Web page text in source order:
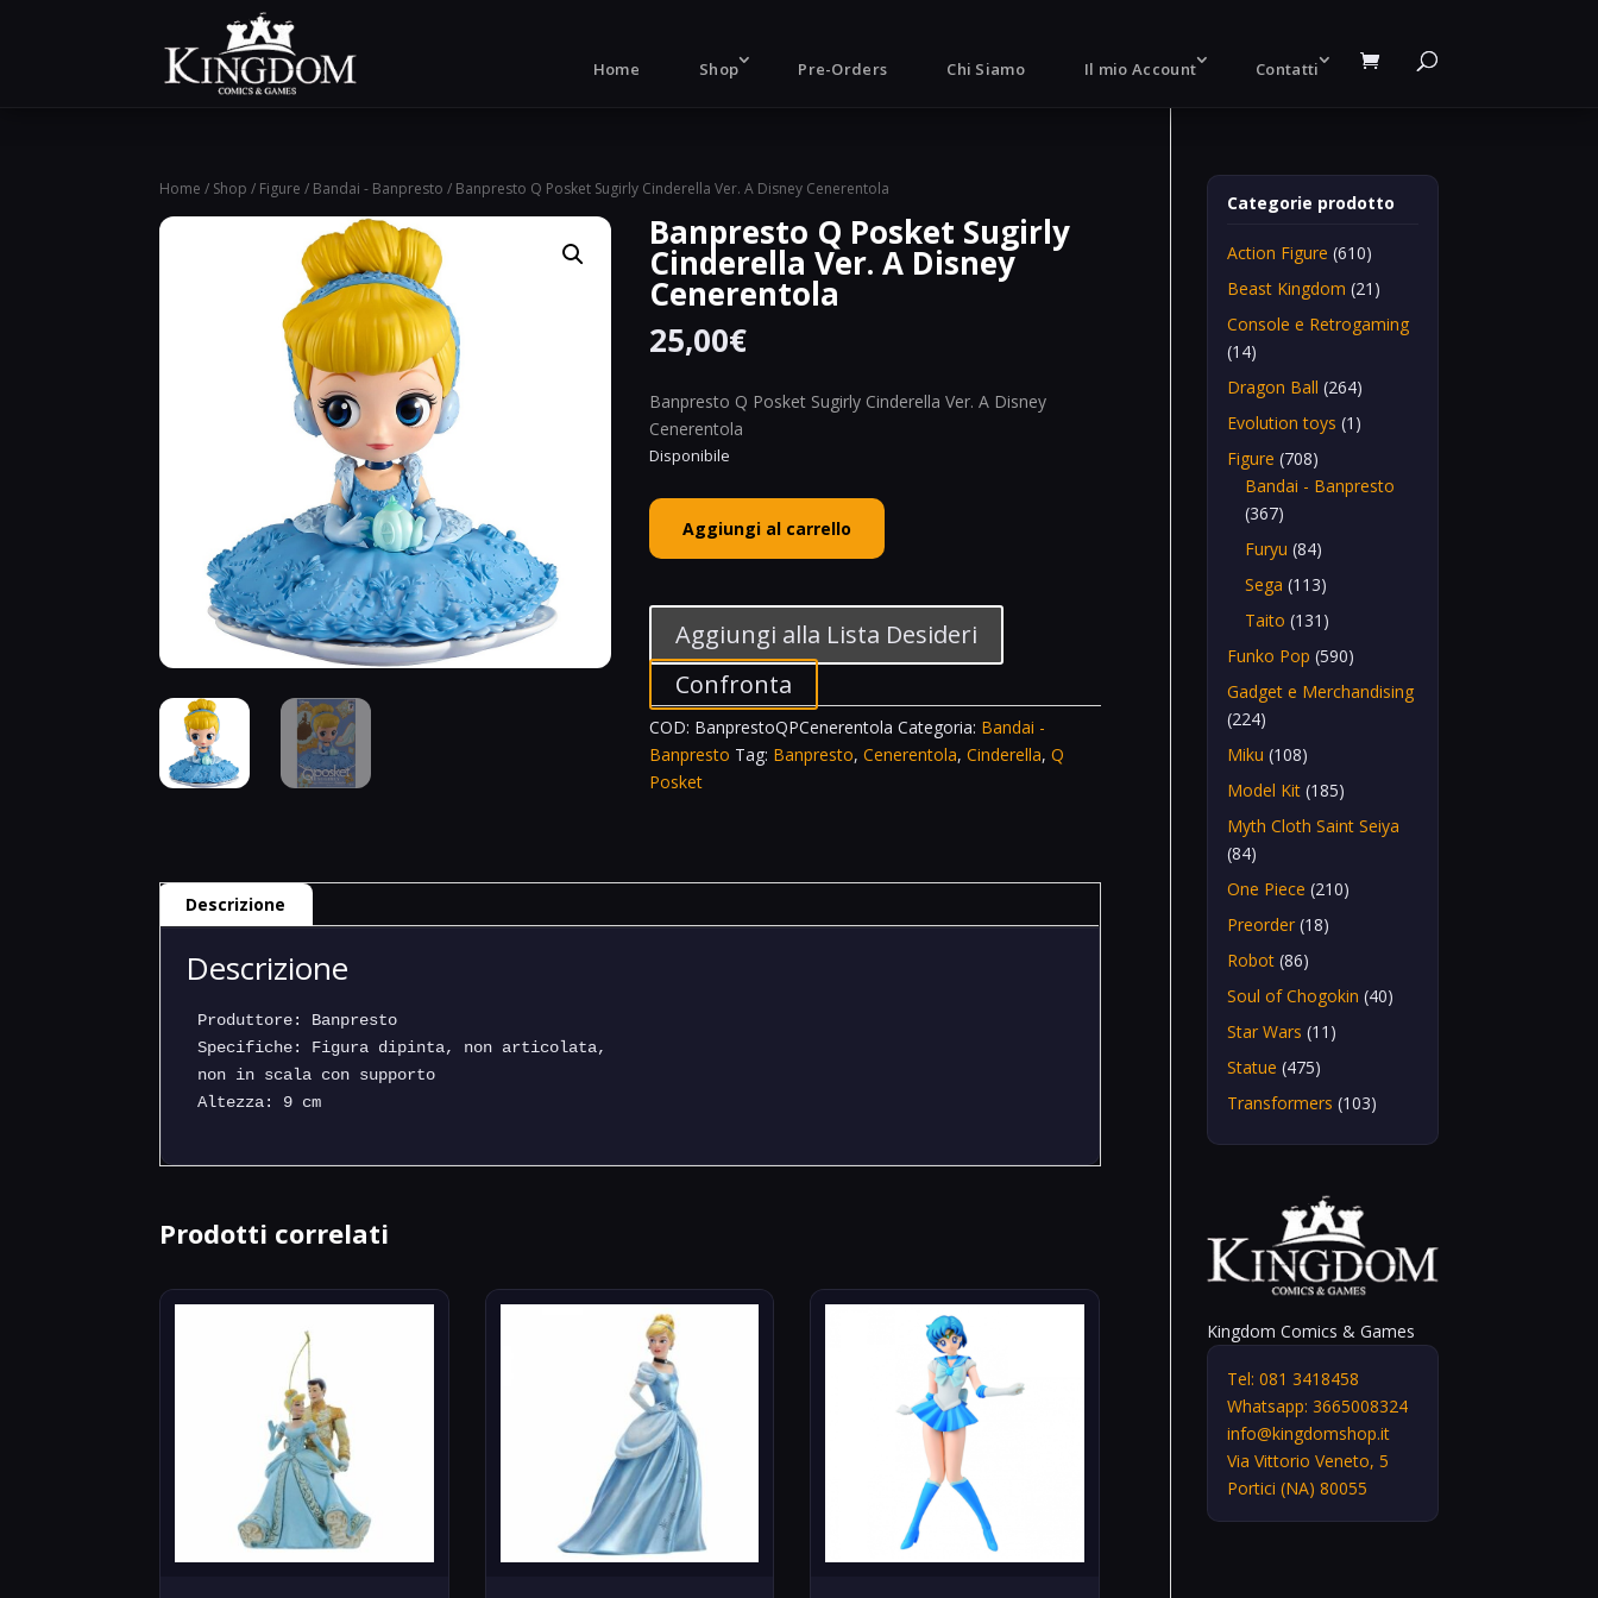
Home Shop Pre-Orders Chi Siamo Il mio Account Contatti
Home / Shop / Figure / Bandai - Banpresto / Banpresto Q Posket Sugirly Cinderella Ver. A Disney Cenerentola
Banpresto Q Posket Sugirly
Cinderella Ver. A Disney
Cenerentola
25,00€
Banpresto Q Posket Sugirly Cinderella Ver. A Disney
Cenerentola
Disponibile
Banpresto
Posket
Ver.
Disney
Cenerentola
quantità
Aggiungi al carrello
Aggiungi alla Lista Desideri
Confronta
COD: BanprestoQPCenerentola Categoria: Bandai -
Banpresto Tag: Banpresto,Cenerentola,Cinderella,Q
Posket
Descrizione
Descrizione
Produttore: Banpresto
Specifiche: Figura dipinta, non articolata,
non in scala con supporto
Altezza: 9 cm
Prodotti correlati
Categorie prodotto
Action Figure (610)
Beast Kingdom (21)
Console e Retrogaming
(14)
Dragon Ball (264)
Evolution toys (1)
Figure (708)
Bandai - Banpresto
(367)
Furyu (84)
Sega (113)
Taito (131)
Funko Pop (590)
Gadget e Merchandising
(224)
Miku (108)
Model Kit (185)
Myth Cloth Saint Seiya
(84)
One Piece (210)
Preorder (18)
Robot (86)
Soul of Chogokin (40)
Star Wars (11)
Statue (475)
Transformers (103)
Kingdom Comics & Games
Tel: 081 3418458
Whatsapp: 3665008324
info@kingdomshop.it
Via Vittorio Veneto, 5
Portici (NA) 80055